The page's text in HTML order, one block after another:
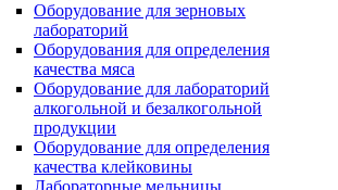
Оборудование для зерновых
лабораторий
Оборудования для определения
качества мяса
Оборудование для лабораторий
алкогольной и безалкогольной
продукции
Оборудование для определения
качества клейковины
Лабораторные мельницы